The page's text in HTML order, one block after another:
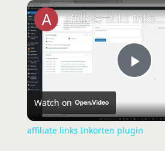
P
l
affiliate links Inkorten plugin
Watch on
affiliate links Inkorten plugin